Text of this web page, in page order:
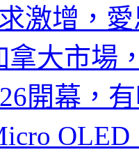
激增，
拿大市場
開幕，